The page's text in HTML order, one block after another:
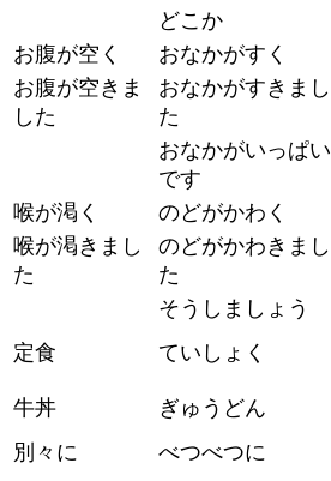
どこか
お腹が空く
おなかがすく
お腹が空きま
した
おなかがすきまし
た
おなかがいっぱい
です
喉が渇く のどがかわく
喉が渇きまし
た
のどがかわきまし
た
そうしましょう
定食
ていしょく
牛丼
ぎゅうどん
別々に
べつべつに